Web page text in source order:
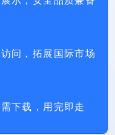
问，拓展国际市场
下载，用完即走